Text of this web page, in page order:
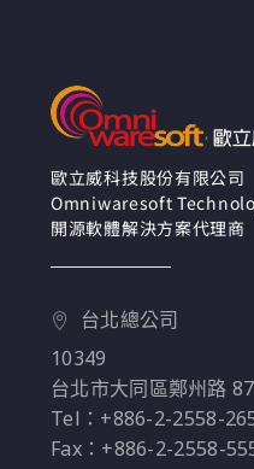
歐立威科技股份有限公司
Omniwaresoft
開源軟體解決方案代理商
台北總公司
10349
台北市大同區鄭州路
Tel：+886-2-2558-
Fax：+886-2-2558-